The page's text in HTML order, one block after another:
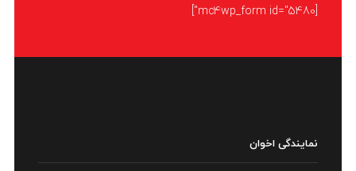
ادامه مطلب[mc4wp_form id="5480"]
نمایندگی اخوان